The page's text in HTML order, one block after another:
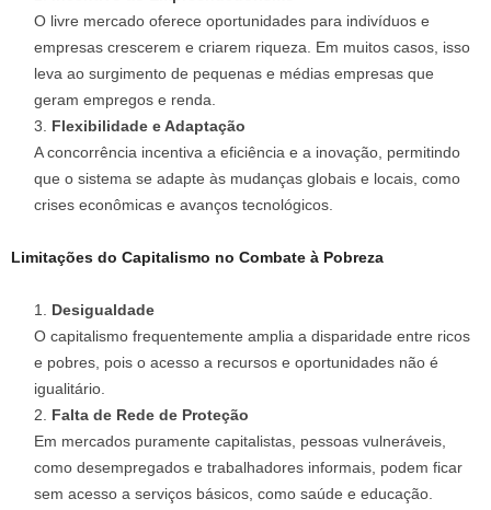
O livre mercado oferece oportunidades para indivíduos e
empresas crescerem e criarem riqueza. Em muitos casos, isso
leva ao surgimento de pequenas e médias empresas que
geram empregos e renda.
Flexibilidade e Adaptação
A concorrência incentiva a eficiência e a inovação, permitindo
que o sistema se adapte às mudanças globais e locais, como
crises econômicas e avanços tecnológicos.
Limitações do Capitalismo no Combate à Pobreza
Desigualdade
O capitalismo frequentemente amplia a disparidade entre ricos
e pobres, pois o acesso a recursos e oportunidades não é
igualitário.
Falta de Rede de Proteção
Em mercados puramente capitalistas, pessoas vulneráveis,
como desempregados e trabalhadores informais, podem ficar
sem acesso a serviços básicos, como saúde e educação.